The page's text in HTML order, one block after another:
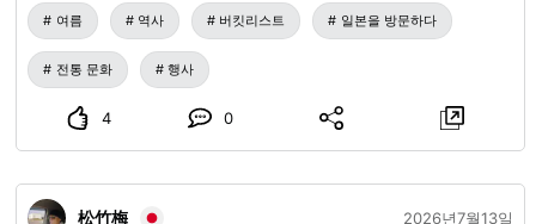
山鉾が建ち並び、夜の賑わいが最高潮 7月17日 前祭・山鉾
巡行と神幸祭神輿渡御 7月21日〜23日 後祭・宵山 落ち着い
た雰囲気で山鉾を見学 7月24日 後祭・山鉾巡行と花傘巡行
くくりの神事 熱中症対策がとても大事な場面です。 通気性
タオルや保冷剤 こまめに飲める水やお茶、スポーツドリン
ク 塩分タブレットなどナトリウム補給ができるもの 体調が
여름 역사 버킷리스트 일본을 방문하다
전통 문화 행사
4 0
松竹梅 2026년7월13일